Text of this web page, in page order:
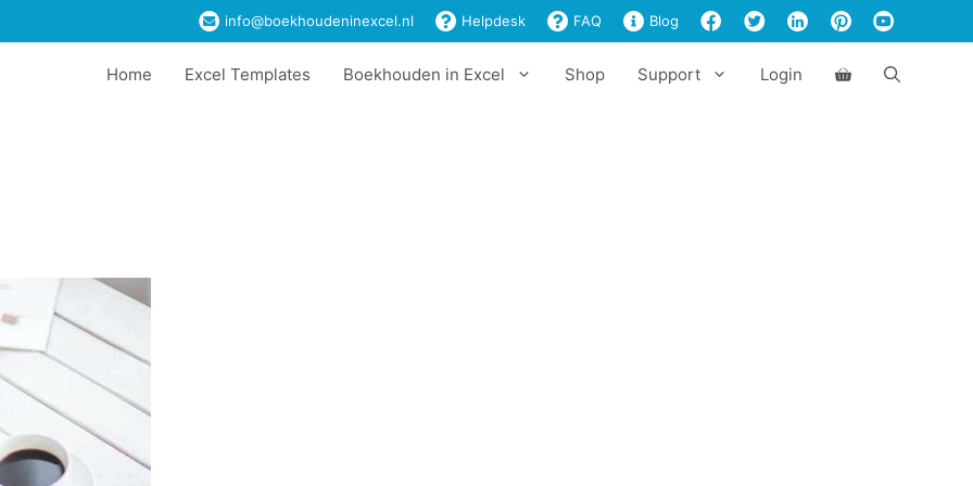
info@boekhoudeninexcel.nl Helpdesk FAQ Blog
Home Excel Templates Boekhouden in Excel Shop Support Login